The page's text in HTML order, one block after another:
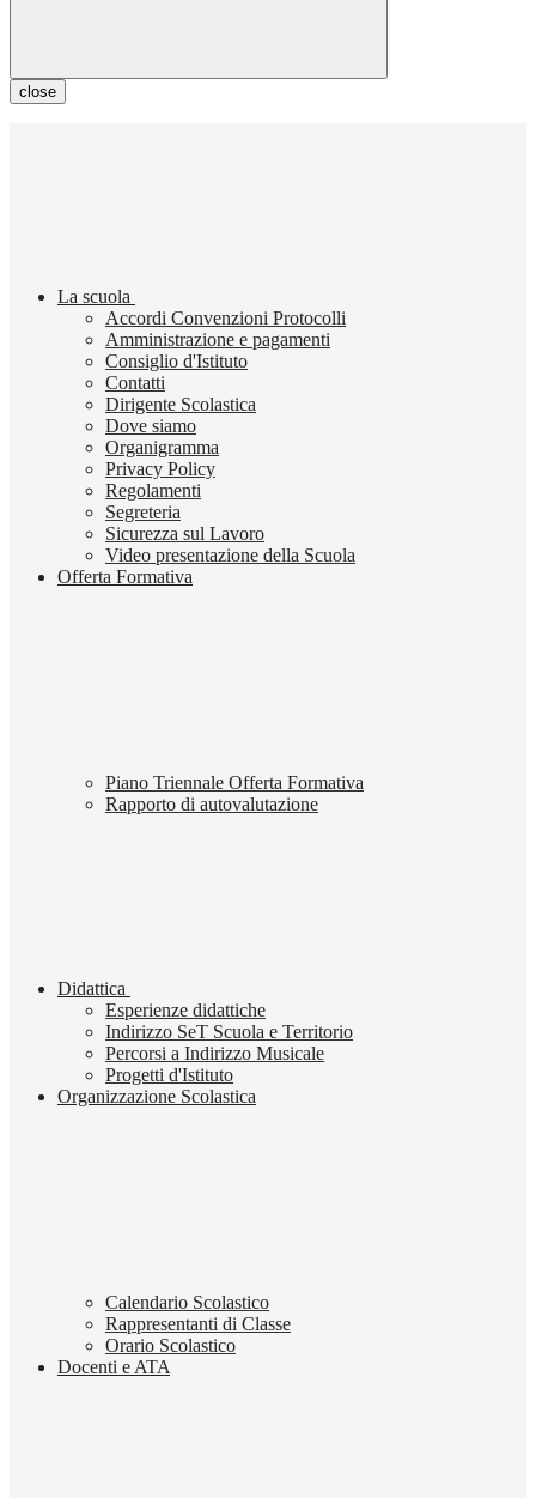
close
La scuola
Accordi Convenzioni Protocolli
Amministrazione e pagamenti
Consiglio d'Istituto
Contatti
Dirigente Scolastica
Dove siamo
Organigramma
Privacy Policy
Regolamenti
Segreteria
Sicurezza sul Lavoro
Video presentazione della Scuola
Offerta Formativa
Piano Triennale Offerta Formativa
Rapporto di autovalutazione
Didattica
Esperienze didattiche
Indirizzo SeT Scuola e Territorio
Percorsi a Indirizzo Musicale
Progetti d'Istituto
Organizzazione Scolastica
Calendario Scolastico
Rappresentanti di Classe
Orario Scolastico
Docenti e ATA